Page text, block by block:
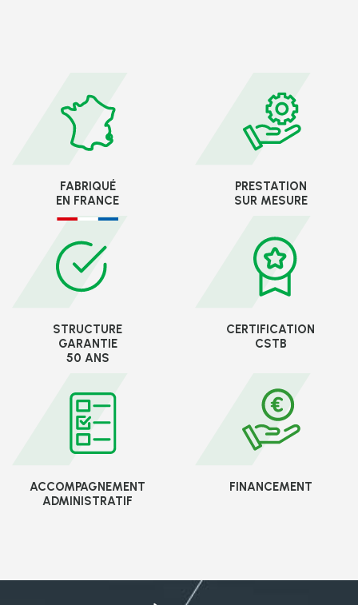
FABRIQUÉ
EN FRANCE
PRESTATION
SUR MESURE
STRUCTURE
GARANTIE
50 ANS
CERTIFICATION
CSTB
ACCOMPAGNEMENT
ADMINISTRATIF
FINANCEMENT